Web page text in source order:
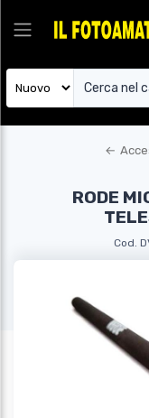
←
RODE
Cod.